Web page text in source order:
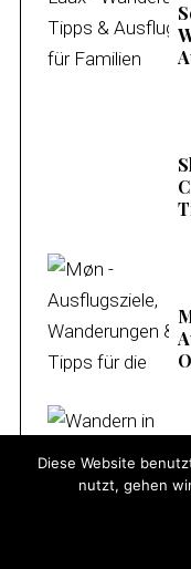
Diese Website
nutzt, gehen